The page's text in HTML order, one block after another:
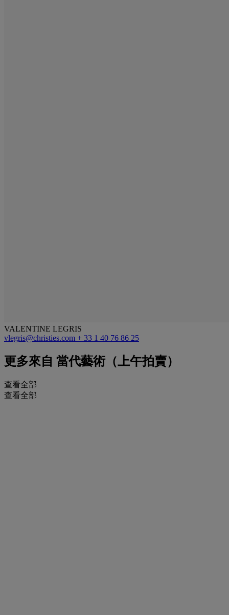
VALENTINE LEGRIS
vlegris@christies.com + 33 1 40 76 86 25
更多來自 當代藝術（上午拍賣）
查看全部
查看全部